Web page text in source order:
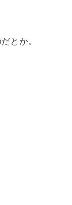
とか。